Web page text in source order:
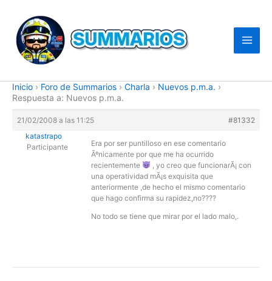
contenido
Inicio › Foro de Summarios › Charla › Nuevos p.m.a. ›
Respuesta a: Nuevos p.m.a.
21/02/2008 a las 11:25
#81332
katastrapo
Participante
Era por ser puntilloso en ese comentario
Ãºnicamente por que me ha ocurrido
recientemente
, yo creo que funcionarÃ¡ con
una operatividad mÃ¡s exquisita que
anteriormente ,de hecho el mismo comentario
que hago confirma su rapidez,no????
No todo se tiene que mirar por el lado malo,.